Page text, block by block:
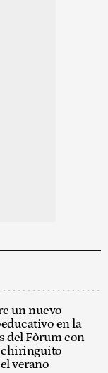
un nuevo
en la
del Fòrum con
chiringuito
verano